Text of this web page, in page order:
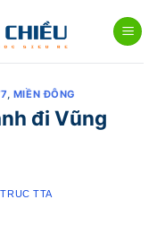
, MIỀN ĐÔNG
đi Vũng
TRUC TTA